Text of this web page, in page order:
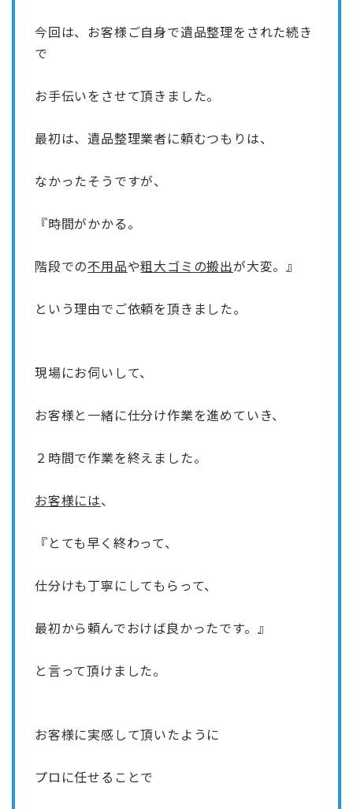
今回は、お客様ご自身で遺品整理をされた続き
で
お手伝いをさせて頂きました。
最初は、遺品整理業者に頼むつもりは、
なかったそうですが、
『時間がかかる。
階段での不用品や粗大ゴミの搬出が大変。』
という理由でご依頼を頂きました。
現場にお伺いして、
お客様と一緒に仕分け作業を進めていき、
２時間で作業を終えました。
お客様には、
『とても早く終わって、
仕分けも丁寧にしてもらって、
最初から頼んでおけば良かったです。』
と言って頂けました。
お客様に実感して頂いたように
プロに任せることで